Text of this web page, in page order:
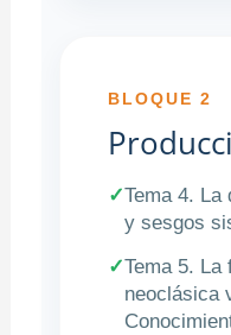
BLOQUE 2
✓Tema 4. La
y sesgos
✓Tema 5. La
neoclásica